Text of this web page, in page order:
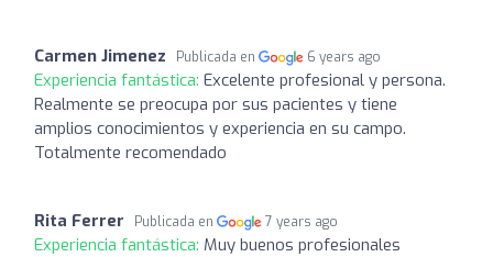
Carmen Jimenez Publicada en 6 years ago
Experiencia fantástica: Excelente profesional y persona.
Realmente se preocupa por sus pacientes y tiene
amplios conocimientos y experiencia en su campo.
Totalmente recomendado
Rita Ferrer Publicada en 7 years ago
Experiencia fantástica: Muy buenos profesionales